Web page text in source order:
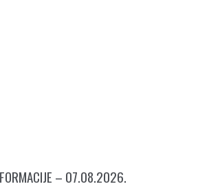
– 07.08.2026.